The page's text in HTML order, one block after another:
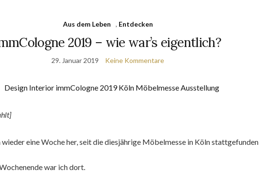
Aus dem Leben , Entdecken
2019 – wie war’s eigentlich?
29. Januar 2019 Keine Kommentare
wieder eine Woche her, seit die diesjährige Möbelmesse in Köln stattgefunden
war ich dort.